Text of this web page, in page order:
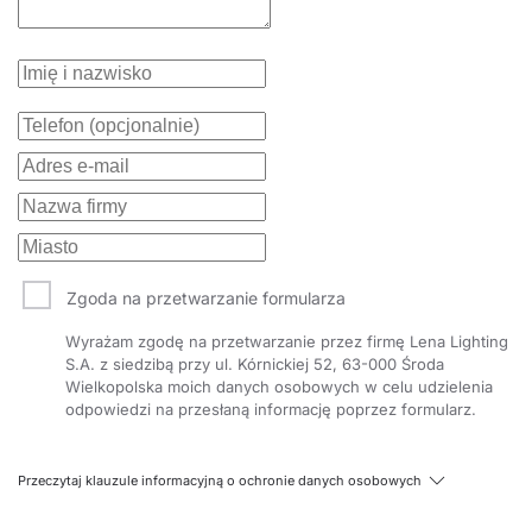
Zgoda na przetwarzanie formularza
Wyrażam zgodę na przetwarzanie przez firmę Lena Lighting
S.A. z siedzibą przy ul. Kórnickiej 52, 63-000 Środa
Wielkopolska moich danych osobowych w celu udzielenia
odpowiedzi na przesłaną informację poprzez formularz.
Przeczytaj klauzule informacyjną o ochronie danych osobowych